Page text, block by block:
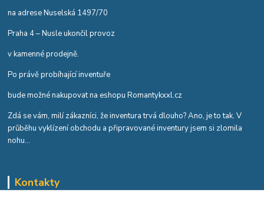
na adrese Nuselská 1497/70
Praha 4 – Nusle ukončil provoz
v kamenné prodejně.
Po právě probíhající inventuře
bude možné nakupovat na eshopu Romantykxxl.cz
Zdá se vám, milí zákazníci, že inventura trvá dlouho? Ano, je to tak. V
průběhu vyklízení obchodu a připravované inventury jsem si zlomila
nohu...
Kontakty